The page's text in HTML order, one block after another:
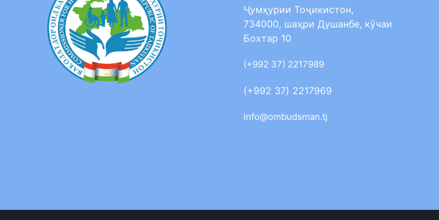
Ҷумҳурии Тоҷикистон,
734000, шаҳри Душанбе, кӯчаи
Бохтар 10
(+992 37) 2217989
(+992 37) 2217969
info@ombudsman.tj